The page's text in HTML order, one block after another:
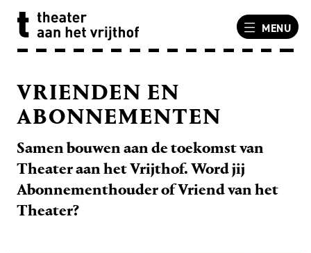
MENU
VRIENDEN EN
ABONNEMENTEN
Samen bouwen aan de toekomst van
Theater aan het Vrijthof. Word jij
Abonnementhouder of Vriend van het
Theater?